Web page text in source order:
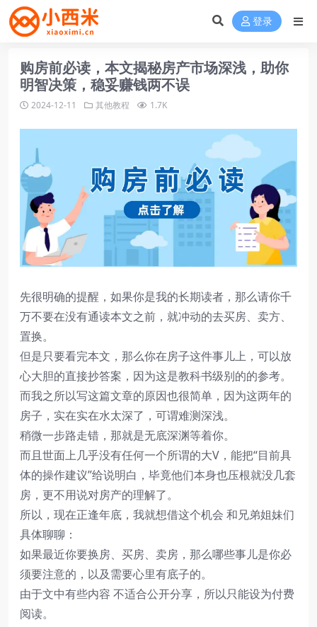
登录
购房前必读，本文揭秘房产市场深浅，助你
明智决策，稳妥赚钱两不误
2024-12-11 其他教程 1.7K
先很明确的提醒，如果你是我的长期读者，那么请你千
万不要在没有通读本文之前，就冲动的去买房、卖方、
置换。
但是只要看完本文，那么你在房子这件事儿上，可以放
心大胆的直接抄答案，因为这是教科书级别的的参考。
而我之所以写这篇文章的原因也很简单，因为这两年的
房子，实在实在水太深了，可谓难测深浅。
稍微一步路走错，那就是无底深渊等着你。
而且世面上几乎没有任何一个所谓的大V，能把“目前具
体的操作建议”给说明白，毕竟他们本身也压根就没几套
房，更不用说对房产的理解了。
所以，现在正逢年底，我就想借这个机会 和兄弟姐妹们
具体聊聊：
如果最近你要换房、买房、卖房，那么哪些事儿是你必
须要注意的，以及需要心里有底子的。
由于文中有些内容 不适合公开分享，所以只能设为付费
阅读。